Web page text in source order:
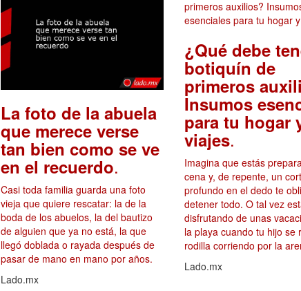
La foto de la abuela
que merece verse
tan bien como se ve
en el recuerdo.
Casi toda familia guarda una foto
vieja que quiere rescatar: la de la
boda de los abuelos, la del bautizo
de alguien que ya no está, la que
llegó doblada o rayada después de
pasar de mano en mano por años.
Lado.mx
¿Qué debe
botiquín de
primeros
Insumos
para tu hogar
viajes.
Imagina que estás
cena y, de repente, un
profundo en el dedo te
detener todo. O tal vez
disfrutando de unas
la playa cuando tu hijo se
rodilla corriendo por la
Lado.mx